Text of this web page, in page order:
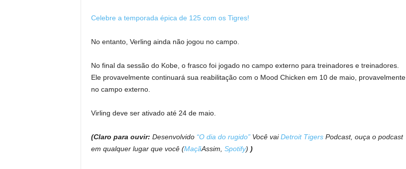
Celebre a temporada épica de 125 com os Tigres!
No entanto, Verling ainda não jogou no campo.
No final da sessão do Kobe, o frasco foi jogado no campo externo para treinadores e treinadores.
Ele provavelmente continuará sua reabilitação com o Mood Chicken em 10 de maio, provavelmente
no campo externo.
Virling deve ser ativado até 24 de maio.
(Claro para ouvir: Desenvolvido “O dia do rugido”Você vaiDetroit TigersPodcast, ouça o podcast
em qualquer lugar que você (MaçãAssim, Spotify) )